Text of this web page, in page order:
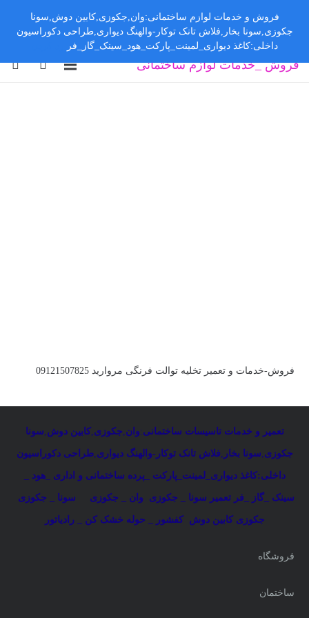
فروش _خدمات لوازم ساختمانی
فروش-خدمات و تعمیر تخلیه توالت فرنگی مروارید 09121507825
تعمیر و خدمات تاسیسات ساختمانی:وان جکوزی ,کابین دوش سونا
جکوزی سونا بخار فلاش تانک توکار-والهنگ دیواری ,طراحی دکوراسیون
داخلی:کاغذ دیواری_لمینت_پارکت _پرده ساختمانی و اداری _هود _
سینک _گاز _فر تعمیر سونا _ جکوزی وان _ جکوزی سونا _ جکوزی
جکوزی کابین دوش کفشور _ حوله خشک کن _ رادیاتور
فروشگاه
ساختمان
فروش و خدمات لوازم ساختمانی:وان,جکوزی,کابین دوش,سونا
جکوزی,سونا بخار,فلاش تانک توکار-والهنگ دیواری,طراحی دکوراسیون
داخلی:کاغذ دیواری_لمینت_پارکت_هود_سینک_گاز_فر